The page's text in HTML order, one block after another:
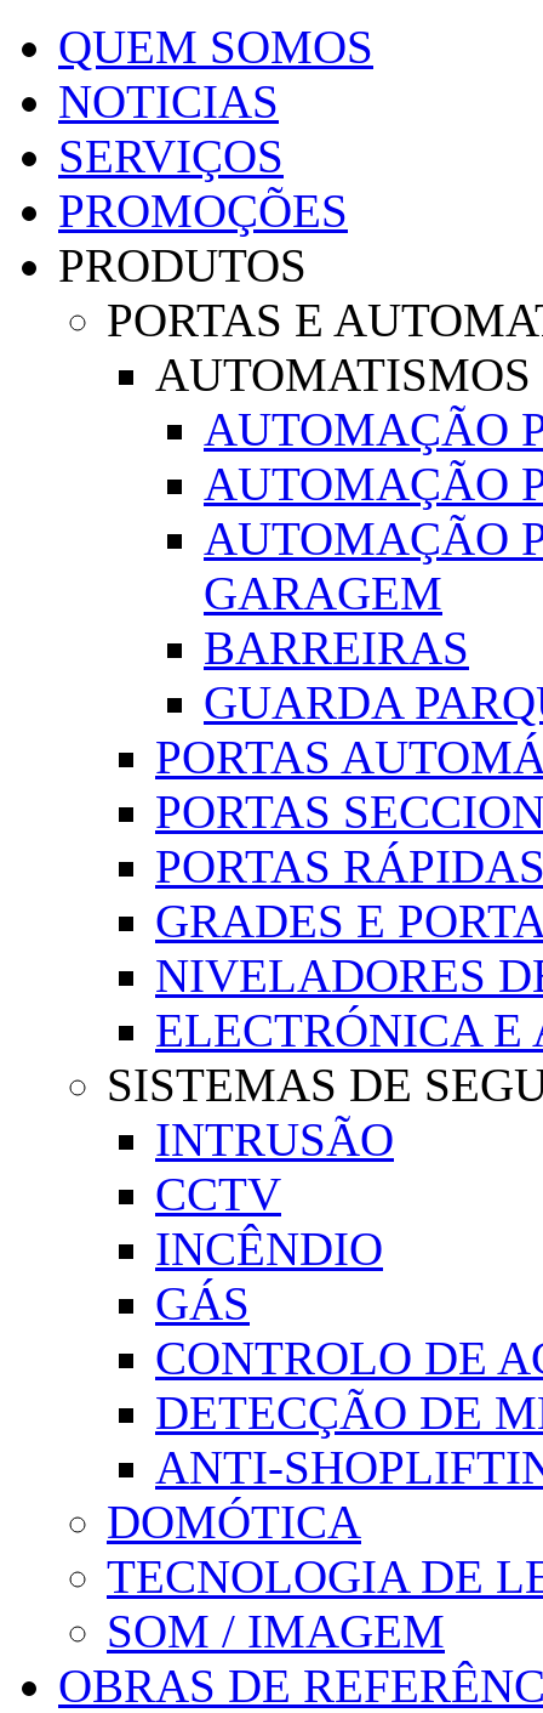
QUEM SOMOS
NOTICIAS
SERVIÇOS
PROMOÇÕES
PRODUTOS
PORTAS E
AUTOMATISMOS
AUTOMAÇÃO
AUTOMAÇÃO
AUTOMAÇÃO
GARAGEM
BARREIRAS
GUARDA
PORTAS
PORTAS
PORTAS
GRADES E
NIVELADORES
ELECTRÓNICA E
SISTEMAS DE
INTRUSÃO
CCTV
INCÊNDIO
GÁS
CONTROLO DE
DETECÇÃO DE
ANTI-
DOMÓTICA
TECNOLOGIA DE
SOM / IMAGEM
OBRAS DE